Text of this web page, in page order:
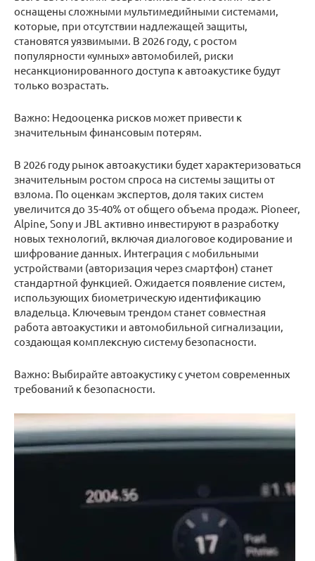
оснащены сложными мультимедийными системами,
которые, при отсутствии надлежащей защиты,
становятся уязвимыми. В 2026 году, с ростом
популярности «умных» автомобилей, риски
несанкционированного доступа к автоакустике будут
только возрастать.
Важно: Недооценка рисков может привести к
значительным финансовым потерям.
В 2026 году рынок автоакустики будет характеризоваться
значительным ростом спроса на системы защиты от
взлома. По оценкам экспертов, доля таких систем
увеличится до 35-40% от общего объема продаж. Pioneer,
Alpine, Sony и JBL активно инвестируют в разработку
новых технологий, включая диалоговое кодирование и
шифрование данных. Интеграция с мобильными
устройствами (авторизация через смартфон) станет
стандартной функцией. Ожидается появление систем,
использующих биометрическую идентификацию
владельца. Ключевым трендом станет совместная
работа автоакустики и автомобильной сигнализации,
создающая комплексную систему безопасности.
Важно: Выбирайте автоакустику с учетом современных
требований к безопасности.